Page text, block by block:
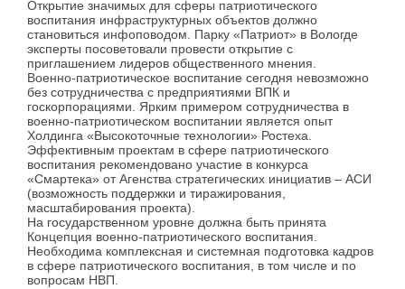
Открытие значимых для сферы патриотического
воспитания инфраструктурных объектов должно
становиться инфоповодом. Парку «Патриот» в Вологде
эксперты посоветовали провести открытие с
приглашением лидеров общественного мнения.
Военно-патриотическое воспитание сегодня невозможно
без сотрудничества с предприятиями ВПК и
госкорпорациями. Ярким примером сотрудничества в
военно-патриотическом воспитании является опыт
Холдинга «Высокоточные технологии» Ростеха.
Эффективным проектам в сфере патриотического
воспитания рекомендовано участие в конкурса
«Смартека» от Агенства стратегических инициатив – АСИ
(возможность поддержки и тиражирования,
масштабирования проекта).
На государственном уровне должна быть принята
Концепция военно-патриотического воспитания.
Необходима комплексная и системная подготовка кадров
в сфере патриотического воспитания, в том числе и по
вопросам НВП.